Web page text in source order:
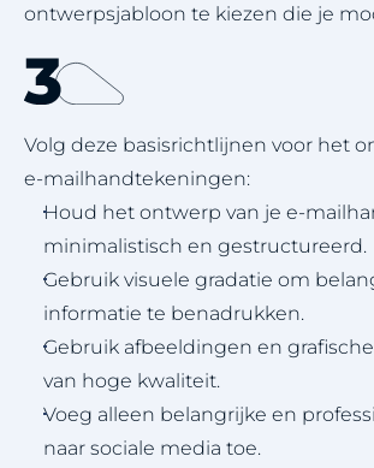
ontwerpsjabloon te kiezen die je
Volg deze basisrichtlijnen voor het
e-mailhandtekeningen:
Houd het ontwerp van je e-
minimalistisch en gestructureerd.
Gebruik visuele gradatie om
informatie te benadrukken.
Gebruik afbeeldingen en
van hoge kwaliteit.
Voeg alleen belangrijke en
naar sociale media toe.